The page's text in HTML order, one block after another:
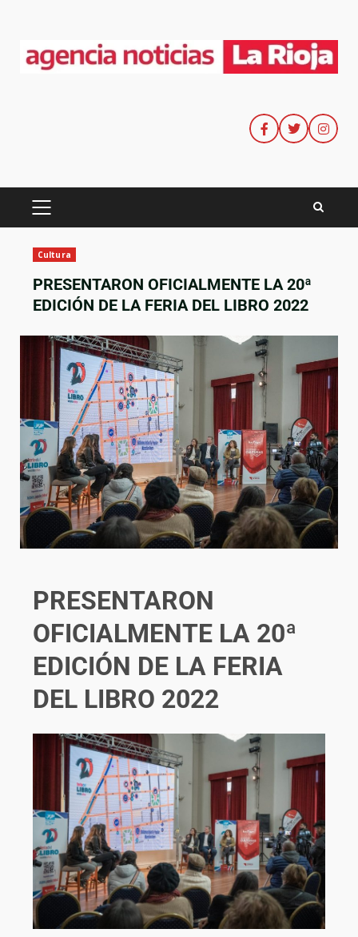
Cultura
PRESENTARON OFICIALMENTE LA 20ª
EDICIÓN DE LA FERIA DEL LIBRO 2022
PRESENTARON
OFICIALMENTE LA 20ª
EDICIÓN DE LA FERIA
DEL LIBRO 2022